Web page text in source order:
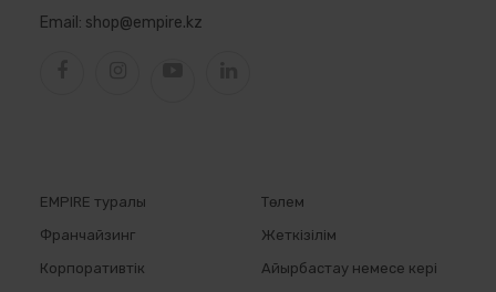
Email: shop@empire.kz
EMPIRE туралы
Франчайзинг
Корпоративтік
Төлем
Жеткізілім
Айырбастау немесе кері